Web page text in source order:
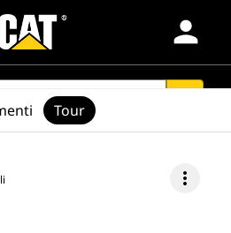
person
more_vert
Tour